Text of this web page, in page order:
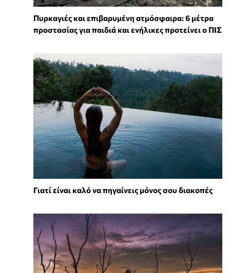
Πυρκαγιές και επιβαρυμένη ατμόσφαιρα: 6 μέτρα
προστασίας για παιδιά και ενήλικες προτείνει ο ΠΙΣ
Γιατί είναι καλό να πηγαίνεις μόνος σου διακοπές